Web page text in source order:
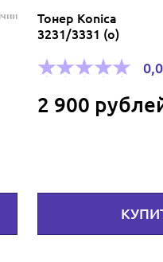
Тонер Konica
3231/3331 (о)
0,0
2 900